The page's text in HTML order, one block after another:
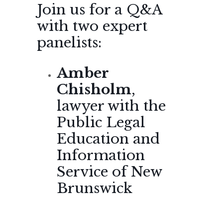
Join us for a Q&A
with two expert
panelists:
Amber
Chisholm,
lawyer with the
Public Legal
Education and
Information
Service of New
Brunswick